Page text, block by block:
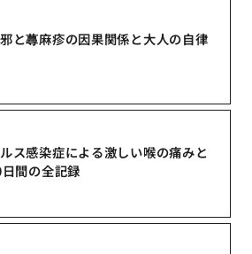
と蕁麻疹の因果関係と大人の自律
ス感染症による激しい喉の痛みと
間の全記録